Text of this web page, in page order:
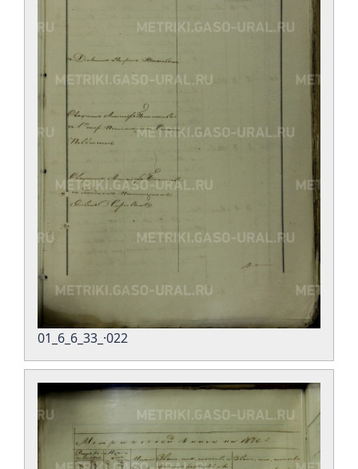
01_6_6_33_·022